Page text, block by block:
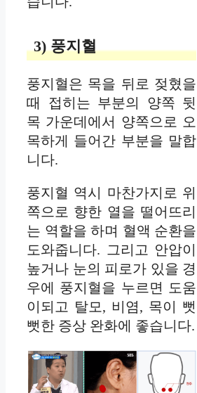
3) 풍지혈
풍지혈은 목을 뒤로 젖혔을
때 접히는 부분의 양쪽 뒷
목 가운데에서 양쪽으로 오
목하게 들어간 부분을 말합
니다.
풍지혈 역시 마찬가지로 위
쪽으로 향한 열을 떨어뜨리
는 역할을 하며 혈액 순환을
도와줍니다. 그리고 안압이
높거나 눈의 피로가 있을 경
우에 풍지혈을 누르면 도움
이되고 탈모, 비염, 목이 뻣
뻣한 증상 완화에 좋습니다.